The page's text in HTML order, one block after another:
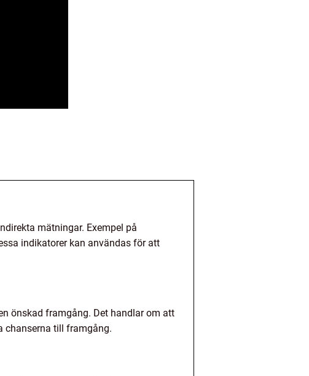
mätningar. Exempel på
indikatorer kan användas för att
önskad framgång. Det handlar om att
chanserna till framgång.